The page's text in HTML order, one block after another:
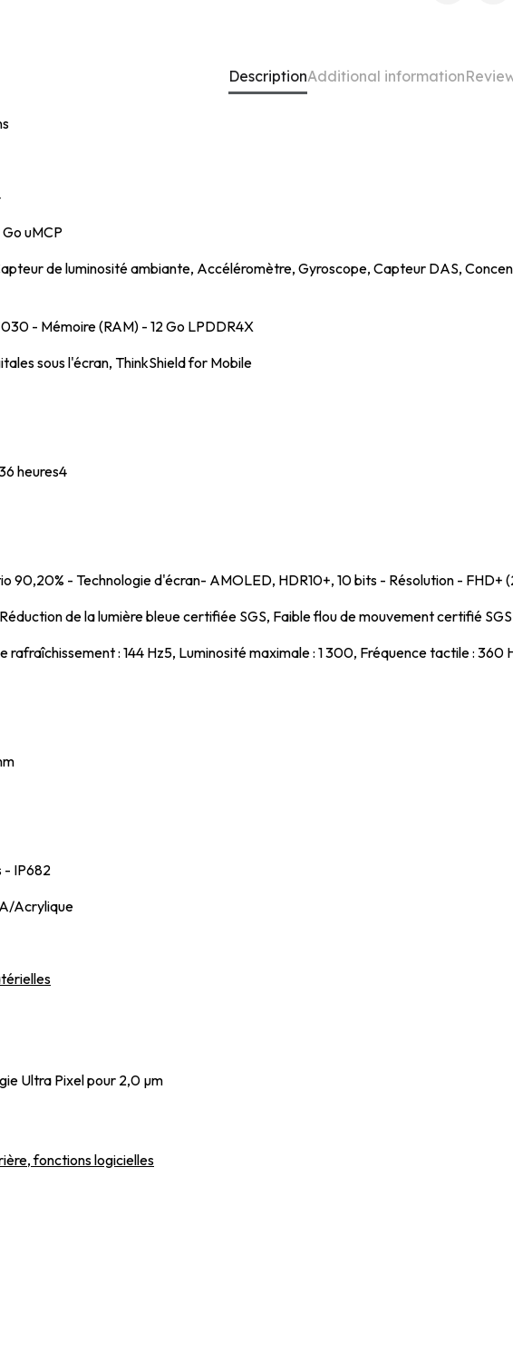
DescriptionAdditional information
uMCP
de luminosité ambiante, Accéléromètre, Gyroscope, Capteur DAS,
- Mémoire (RAM) - 12 Go LPDDR4X
sous l'écran, ThinkShield for Mobile
heures4
90,20% - Technologie d'écran- AMOLED, HDR10+, 10 bits - Résolution - FHD+
de la lumière bleue certifiée SGS, Faible flou de mouvement certifié SGS
rafraîchissement : 144 Hz5, Luminosité maximale : 1 300, Fréquence tactile : 360
- IP682
Acrylique
Ultra Pixel pour 2,0 µm
fonctions logicielles